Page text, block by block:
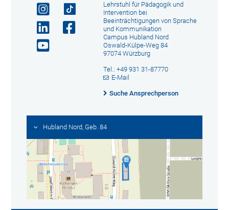
Lehrstuhl für Pädagogik und
Intervention bei
Beeinträchtigungen von Sprache
und Kommunikation
Campus Hubland Nord
Oswald-Külpe-Weg 84
97074 Würzburg
Tel.: +49 931 31-87770
E-Mail
Suche Ansprechperson
Hubland Nord, Geb. 84